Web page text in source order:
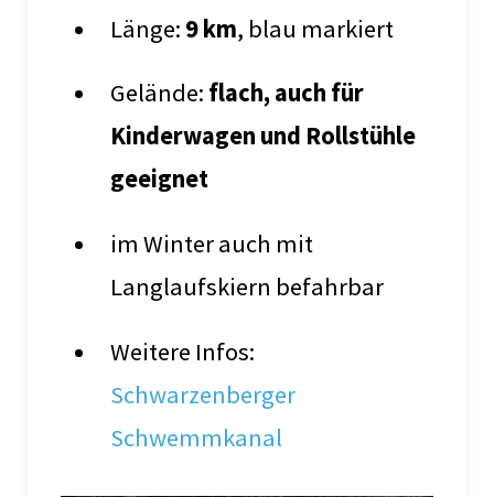
Länge: 9 km, blau markiert
Gelände: flach, auch für
Kinderwagen und Rollstühle
geeignet
im Winter auch mit
Langlaufskiern befahrbar
Weitere Infos:
Schwarzenberger
Schwemmkanal